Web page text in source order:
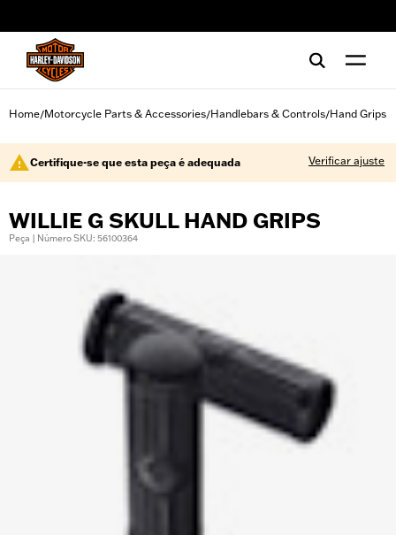
Home/Motorcycle Parts & Accessories/Handlebars & Controls/Hand Grips
Certifique-se que esta peça é adequada Verificar ajuste
WILLIE G SKULL HAND GRIPS
Peça | Número SKU: 56100364